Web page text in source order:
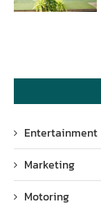
Entertainment
Marketing
Motoring